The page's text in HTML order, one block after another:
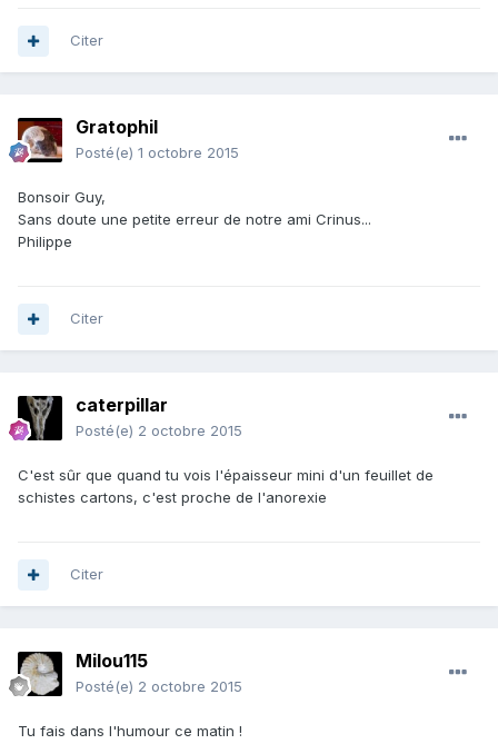
Citer
Gratophil
Posté(e) 1 octobre 2015
Bonsoir Guy,
Sans doute une petite erreur de notre ami Crinus...
Philippe
Citer
caterpillar
Posté(e) 2 octobre 2015
C'est sûr que quand tu vois l'épaisseur mini d'un feuillet de
schistes cartons, c'est proche de l'anorexie
Citer
Milou115
Posté(e) 2 octobre 2015
Tu fais dans l'humour ce matin !